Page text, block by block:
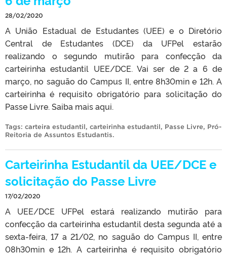
28/02/2020
A União Estadual de Estudantes (UEE) e o Diretório
Central de Estudantes (DCE) da UFPel estarão
realizando o segundo mutirão para confecção da
carteirinha estudantil UEE/DCE. Vai ser de 2 a 6 de
março, no saguão do Campus II, entre 8h30min e 12h. A
carteirinha é requisito obrigatório para solicitação do
Passe Livre. Saiba mais aqui.
Tags: carteira estudantil, carteirinha estudantil, Passe Livre, Pró-
Reitoria de Assuntos Estudantis.
Carteirinha Estudantil da UEE/DCE e
solicitação do Passe Livre
17/02/2020
A UEE/DCE UFPel estará realizando mutirão para
confecção da carteirinha estudantil desta segunda até a
sexta-feira, 17 a 21/02, no saguão do Campus II, entre
08h30min e 12h. A carteirinha é requisito obrigatório